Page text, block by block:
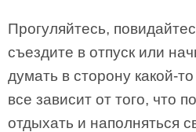
Прогуляйтесь,
съездите в отпуск или
думать в сторону какой-
все зависит от того, что
отдыхать и наполняться